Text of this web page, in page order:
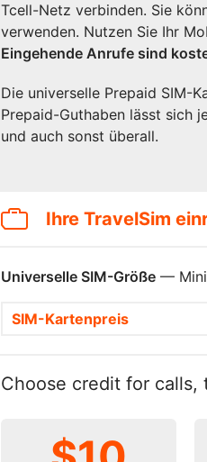
Tcell-Netz verbinden. Sie
verwenden. Nutzen Sie Ihr
Eingehende Anrufe sind
Die universelle Prepaid SIM-
Prepaid-Guthaben lässt sich
und auch sonst überall.
Ihre TravelSim
Universelle SIM-Größe —
SIM-Kartenpreis
Choose credit for calls,